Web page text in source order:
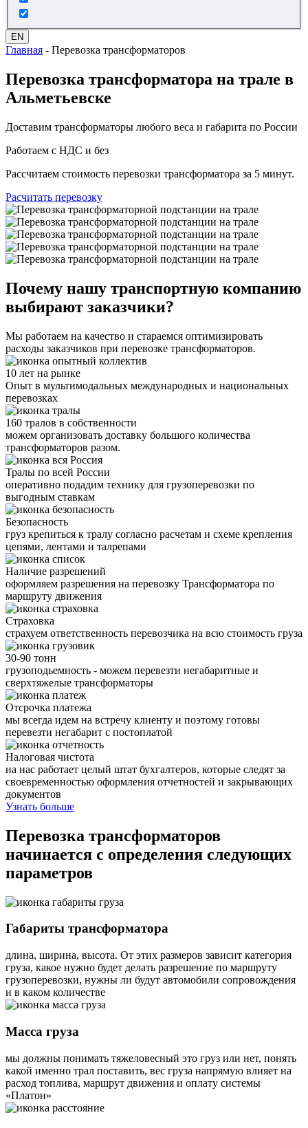
EN
Главная - Перевозка трансформаторов
Перевозка трансформатора на трале в
Альметьевске
Доставим трансформаторы любого веса и габарита по России
Работаем с НДС и без
Рассчитаем стоимость перевозки трансформатора за 5 минут.
Расчитать перевозку
Почему нашу транспортную компанию
выбирают заказчики?
Мы работаем на качество и стараемся оптимизировать
расходы заказчиков при перевозке трансформаторов.
10 лет на рынке
Опыт в мультимодальных международных и национальных
перевозках
160 тралов в собственности
можем организовать доставку большого количества
трансформаторов разом.
Тралы по всей России
оперативно подадим технику для грузоперевозки по
выгодным ставкам
Безопасность
груз крепиться к тралу согласно расчетам и схеме крепления
цепями, лентами и талрепами
Наличие разрешений
оформляем разрешения на перевозку Трансформатора по
маршруту движения
Страховка
страхуем ответственность перевозчика на всю стоимость груза
30-90 тонн
грузоподьемность - можем перевезти негабаритные и
сверхтяжелые трансформаторы
Отсрочка платежа
мы всегда идем на встречу клиенту и поэтому готовы
перевезти негабарит с постоплатой
Налоговая чистота
на нас работает целый штат бухгалтеров, которые следят за
своевременностью оформления отчетностей и закрывающих
документов
Узнать больше
Перевозка трансформаторов
начинается с определения следующих
параметров
Габариты трансформатора
длина, ширина, высота. От этих размеров зависит категория
груза, какое нужно будет делать разрешение по маршруту
грузоперевозки, нужны ли будут автомобили сопровождения
и в каком количестве
Масса груза
мы должны понимать тяжеловесный это груз или нет, понять
какой именно трал поставить, вес груза напрямую влияет на
расход топлива, маршрут движения и оплату системы
«Платон»